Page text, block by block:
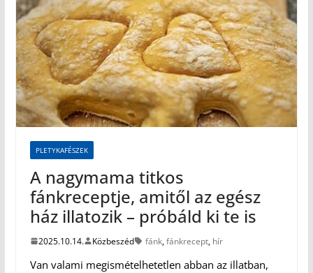
PLETYKAFÉSZEK
A nagymama titkos
fánkreceptje, amitől az egész
ház illatozik – próbáld ki te is
2025.10.14. Közbeszéd fánk,fánkrecept, hír
Van valami megismételhetetlen abban az illatban,